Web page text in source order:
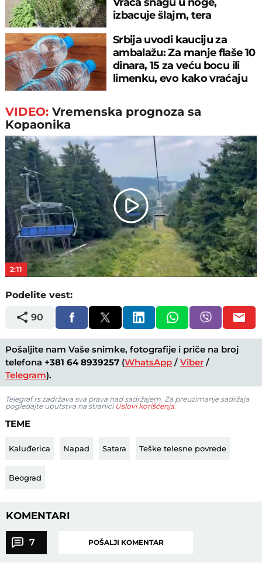
izbacuje šlajm, tera
Srbija uvodi kauciju za
ambalažu: Za manje flaše 10
dinara, 15 za veću bocu ili
limenku, evo kako vraćaju
VIDEO:Vremenska prognoza sa
Kopaonika
Play
Video
2:11
Podelite vest:
90
Pošaljite nam Vaše snimke, fotografije i priče na broj
telefona +381 64 8939257 (WhatsApp /Viber /
Telegram).
Telegraf.rs zadržava sva prava nad sadržajem. Za preuzimanje sadržaja
pogledajte uputstva na stranici Uslovi korišćenja.
TEME
Kaluđerica Napad Satara Teške telesne povrede
Beograd
KOMENTARI
7 POŠALJI KOMENTAR